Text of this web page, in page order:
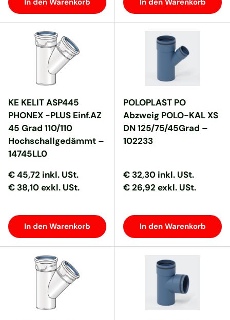
KE KELIT ASP445
PHONEX -PLUS Einf.AZ
45 Grad 110/110
Hochschallgedämmt –
14745LL0
Normaler Preis
Normaler Preis
€ 45,72 inkl. USt.
€ 38,10 exkl. USt.
In den Warenkorb
POLOPLAST PO
Abzweig POLO-KAL XS
DN 125/75/45Grad –
102233
Normaler Preis
Normaler Preis
€ 32,30 inkl. USt.
€ 26,92 exkl. USt.
In den Warenkorb